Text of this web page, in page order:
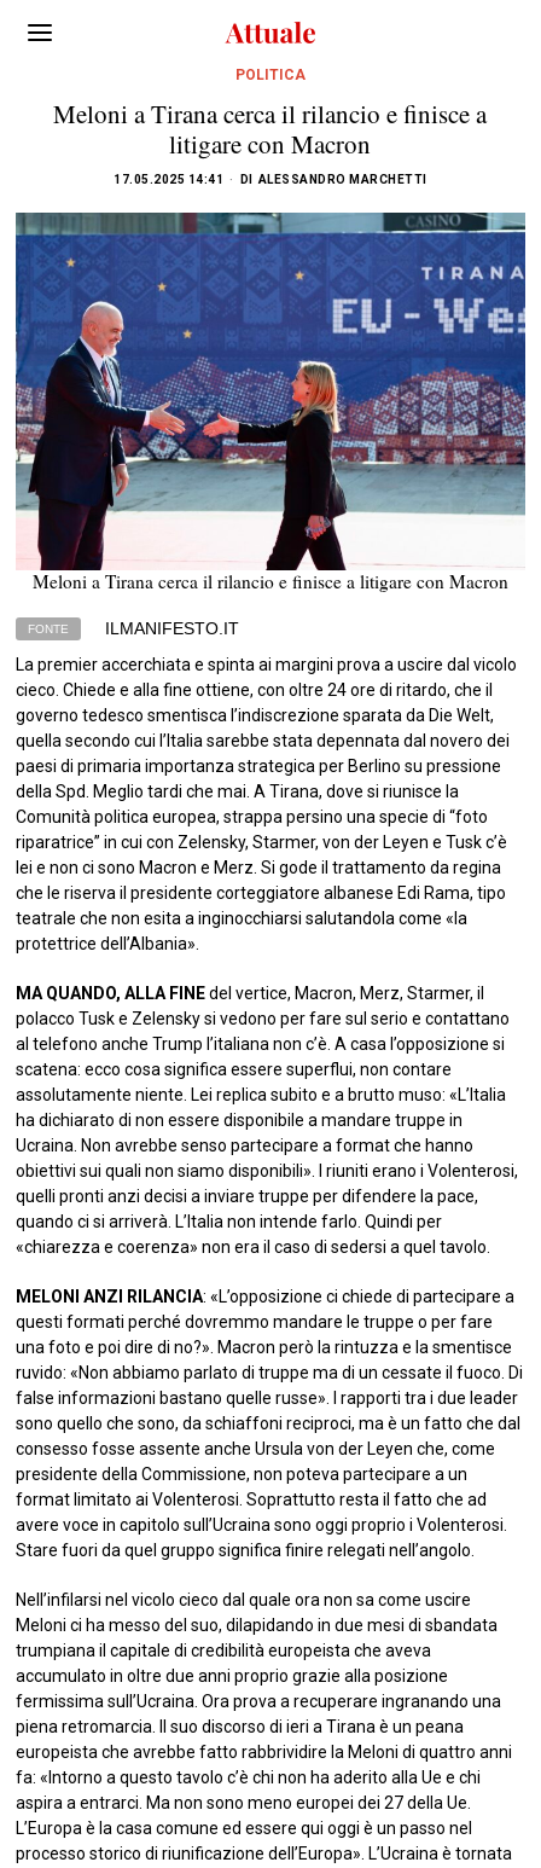
POLITICA
Meloni a Tirana cerca il rilancio e finisce a
litigare con Macron
17.05.2025 14:41 DI ALESSANDRO MARCHETTI
Meloni a Tirana cerca il rilancio e finisce a litigare con Macron
FONTE
ILMANIFESTO.IT
La premier accerchiata e spinta ai margini prova a uscire dal vicolo
cieco. Chiede e alla fine ottiene, con oltre 24 ore di ritardo, che il
governo tedesco smentisca l’indiscrezione sparata da Die Welt,
quella secondo cui l’Italia sarebbe stata depennata dal novero dei
paesi di primaria importanza strategica per Berlino su pressione
della Spd. Meglio tardi che mai. A Tirana, dove si riunisce la
Comunità politica europea, strappa persino una specie di “foto
riparatrice” in cui con Zelensky, Starmer, von der Leyen e Tusk c’è
lei e non ci sono Macron e Merz. Si gode il trattamento da regina
che le riserva il presidente corteggiatore albanese Edi Rama, tipo
teatrale che non esita a inginocchiarsi salutandola come «la
protettrice dell’Albania».
MA QUANDO, ALLA FINEdel vertice, Macron, Merz, Starmer, il
polacco Tusk e Zelensky si vedono per fare sul serio e contattano
al telefono anche Trump l’italiana non c’è. A casa l’opposizione si
scatena: ecco cosa significa essere superflui, non contare
assolutamente niente. Lei replica subito e a brutto muso: «L’Italia
ha dichiarato di non essere disponibile a mandare truppe in
Ucraina. Non avrebbe senso partecipare a format che hanno
obiettivi sui quali non siamo disponibili». I riuniti erano i Volenterosi,
quelli pronti anzi decisi a inviare truppe per difendere la pace,
quando ci si arriverà. L’Italia non intende farlo. Quindi per
«chiarezza e coerenza» non era il caso di sedersi a quel tavolo.
MELONI ANZI RILANCIA: «L’opposizione ci chiede di partecipare a
questi formati perché dovremmo mandare le truppe o per fare
una foto e poi dire di no?». Macron però la rintuzza e la smentisce
ruvido: «Non abbiamo parlato di truppe ma di un cessate il fuoco. Di
false informazioni bastano quelle russe». I rapporti tra i due leader
sono quello che sono, da schiaffoni reciproci, ma è un fatto che dal
consesso fosse assente anche Ursula von der Leyen che, come
presidente della Commissione, non poteva partecipare a un
format limitato ai Volenterosi. Soprattutto resta il fatto che ad
avere voce in capitolo sull’Ucraina sono oggi proprio i Volenterosi.
Stare fuori da quel gruppo significa finire relegati nell’angolo.
Nell’infilarsi nel vicolo cieco dal quale ora non sa come uscire
Meloni ci ha messo del suo, dilapidando in due mesi di sbandata
trumpiana il capitale di credibilità europeista che aveva
accumulato in oltre due anni proprio grazie alla posizione
fermissima sull’Ucraina. Ora prova a recuperare ingranando una
piena retromarcia. Il suo discorso di ieri a Tirana è un peana
europeista che avrebbe fatto rabbrividire la Meloni di quattro anni
fa: «Intorno a questo tavolo c’è chi non ha aderito alla Ue e chi
aspira a entrarci. Ma non sono meno europei dei 27 della Ue.
L’Europa è la casa comune ed essere qui oggi è un passo nel
processo storico di riunificazione dell’Europa». L’Ucraina è tornata